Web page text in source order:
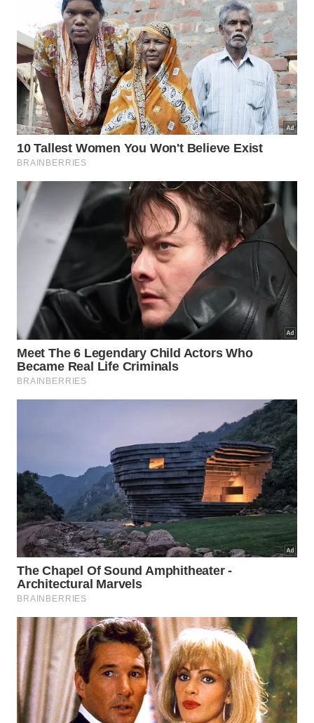
6) Avalie e ajuste suas práticas
semanalmente
Reserve um tempo semanal para revisar tarefas
concluídas e planejar a semana seguinte. A
American Psychological Association aponta que
revisar periodicamente as práticas de gestão do
tempo pode reduzir o estresse em até 25%,
aumentando a sensação de controle e realização.
Pequenas mudanças, grandes
impactos
Essas práticas simples podem trazer benefícios
significativos para a gestão do tempo, promovendo
maior produtividade e bem-estar. “Além de melhorar
o desempenho no trabalho, contribuem para uma
vida pessoal mais equilibrada, reduzindo o estresse
e aumentando a sensação de realização. Pequenos
ajustes na rotina são o primeiro passo para uma
transformação que vai além da administração do
tempo: trata-se de viver de forma mais eficiente e
consciente”, finaliza Pati.